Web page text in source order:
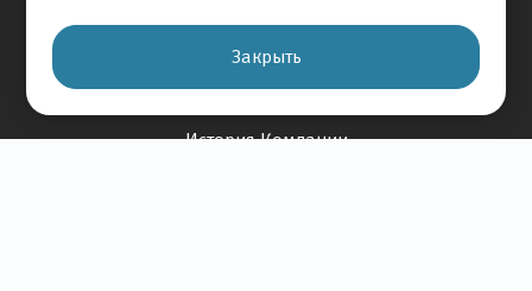
О Компании
История Компании
Закрыть